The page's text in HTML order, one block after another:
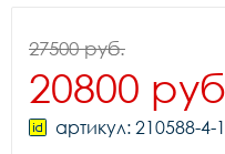
27500 руб.
20800
артикул: 210588-4-